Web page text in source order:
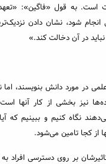
است. به قول «فاگین»: «تعهد
شود، نشان دادن
در آن دخالت کند.»
در مورد دانش بنویسند،
نیز بخشی از کار آنها
نگاه کنیم و ببینیم که
از کجا تامین می‌شود.
بر روی دسترسی افراد به